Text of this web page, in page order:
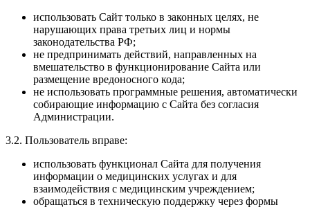
использовать Сайт только в законных целях, не
нарушающих права третьих лиц и нормы
законодательства РФ;
не предпринимать действий, направленных на
вмешательство в функционирование Сайта или
размещение вредоносного кода;
не использовать программные решения, автоматически
собирающие информацию с Сайта без согласия
Администрации.
3.2. Пользователь вправе:
использовать функционал Сайта для получения
информации о медицинских услугах и для
взаимодействия с медицинским учреждением;
обращаться в техническую поддержку через формы